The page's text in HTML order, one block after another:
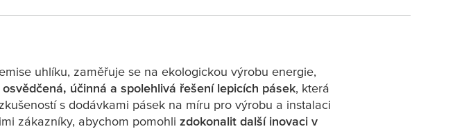
uhlíku, zaměřuje se na ekologickou výrobu energie,
osvědčená, účinná a spolehlivá řešení lepicích pásek, která
s dodávkami pásek na míru pro výrobu a instalaci
zákazníky, abychom pomohli zdokonalit další inovaci v